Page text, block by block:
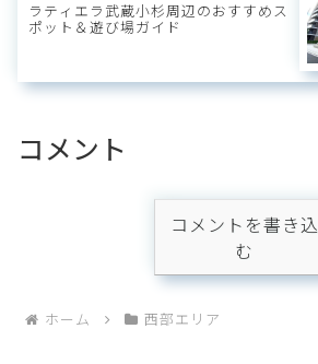
ラティエラ武蔵小杉周辺のおすすめス
ポット＆遊び場ガイド
コメント
コメントを書き込
む
ホーム 西部エリア